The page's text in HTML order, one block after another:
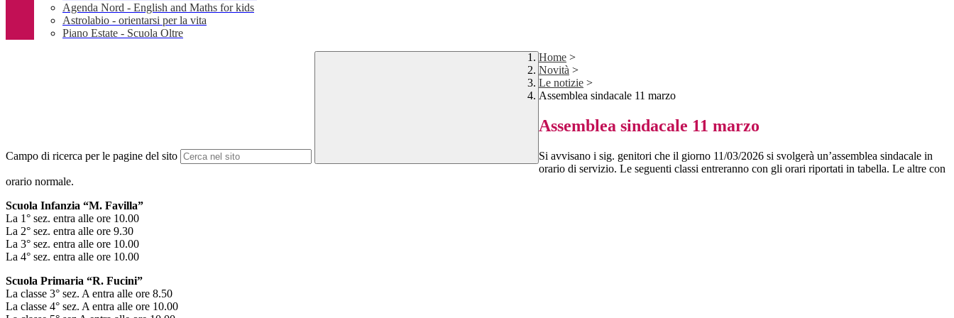
Agenda Nord - English and Maths for kids
Astrolabio - orientarsi per la vita
Piano Estate - Scuola Oltre
Campo di ricerca per le pagine del sito
Home >
Novità >
Le notizie >
Assemblea sindacale 11 marzo
Assemblea sindacale 11 marzo
Si avvisano i sig. genitori che il giorno 11/03/2026 si svolgerà un’assemblea sindacale in
orario di servizio. Le seguenti classi entreranno con gli orari riportati in tabella. Le altre con
orario normale.
Scuola Infanzia “M. Favilla”
La 1° sez. entra alle ore 10.00
La 2° sez. entra alle ore 9.30
La 3° sez. entra alle ore 10.00
La 4° sez. entra alle ore 10.00
Scuola Primaria “R. Fucini”
La classe 3° sez. A entra alle ore 8.50
La classe 4° sez. A entra alle ore 10.00